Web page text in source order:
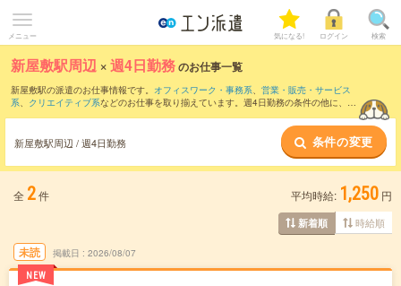
メニュー 気になる! ログイン 検索
新屋敷駅周辺 ×週4日勤務のお仕事一覧
新屋敷駅の派遣のお仕事情報です。 オフィスワーク・事務系、 営業・販売・サービス
系、 クリエイティブ系などのお仕事を取り揃えています。週4日勤務の条件の他に、 交
新屋敷駅周辺 / 週4日勤務 条件の変更
全 2件 平均時給: 1,250 円
新着順 時給順
未読
NEW
掲載日 2026/08/07